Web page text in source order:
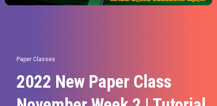
Paper Classes
2022 New Paper Class